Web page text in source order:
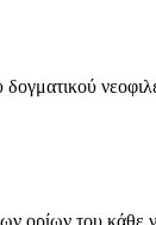
ορίων του κάθε